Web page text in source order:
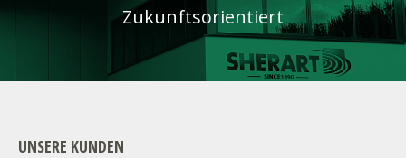
Zukunftsorientiert
UNSERE KUNDEN